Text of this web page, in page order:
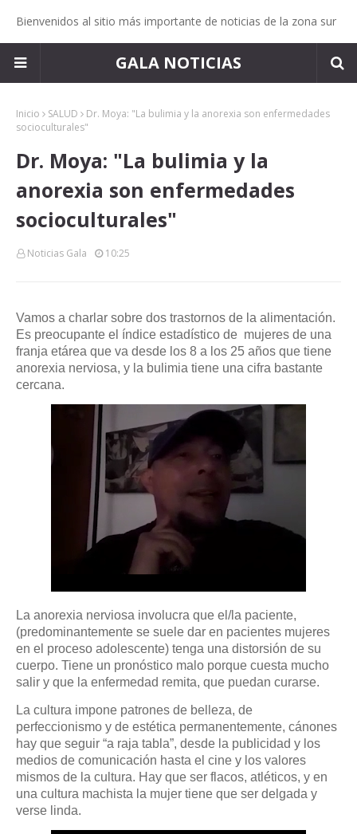
Bienvenidos al sitio más importante de noticias de la zona sur
GALA NOTICIAS
Inicio SALUD
Dr. Moya: "La bulimia y la anorexia son enfermedades
socioculturales"
Dr. Moya: "La bulimia y la
anorexia son enfermedades
socioculturales"
Noticias Gala 10:25
Vamos a charlar sobre dos trastornos de la alimentación.
Es preocupante el índice estadístico de mujeres de una
franja etárea que va desde los 8 a los 25 años que tiene
anorexia nerviosa, y la bulimia tiene una cifra bastante
cercana.
La anorexia nerviosa involucra que el/la paciente,
(predominantemente se suele dar en pacientes mujeres
en el proceso adolescente) tenga una distorsión de su
cuerpo. Tiene un pronóstico malo porque cuesta mucho
salir y que la enfermedad remita, que puedan curarse.
La cultura impone patrones de belleza, de
perfeccionismo y de estética permanentemente, cánones
hay que seguir “a raja tabla”, desde la publicidad y los
medios de comunicación hasta el cine y los valores
mismos de la cultura. Hay que ser flacos, atléticos, y en
una cultura machista la mujer tiene que ser delgada y
verse linda.